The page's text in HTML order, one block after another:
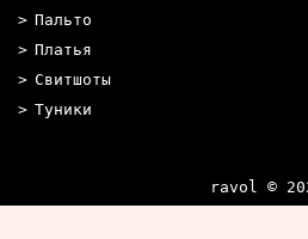
Пальто
Платья
Свитшоты
Туники
ravol ©